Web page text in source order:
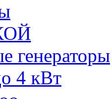
генераторы
4 кВт